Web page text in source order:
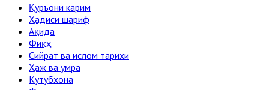
Қуръони карим
Ҳадиси шариф
Ақида
Фиқҳ
Сийрат ва ислом тарихи
Ҳаж ва умра
Кутубхона